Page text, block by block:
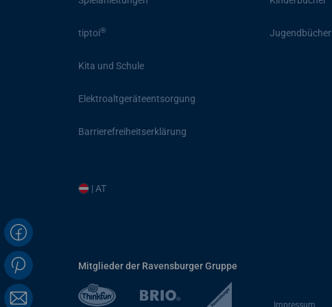
tiptoi®
Kita und Schule
Elektroaltgeräteentsorgung
Barrierefreiheitserklärung
Jugendbücher
| AT
Mitglieder der Ravensburger Gruppe
Impressum